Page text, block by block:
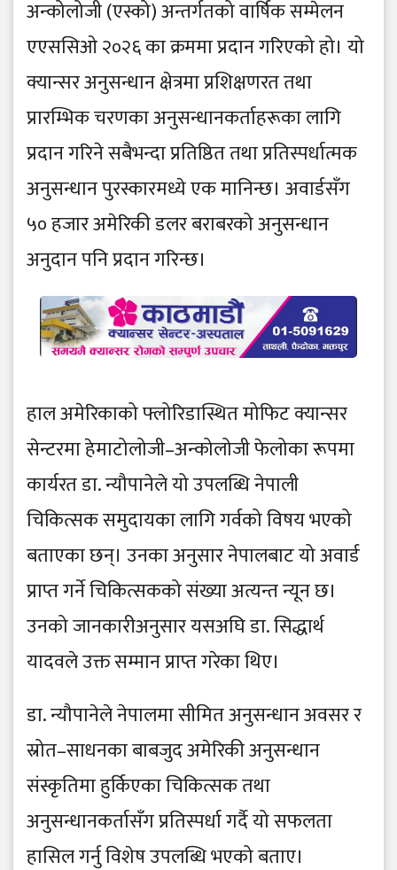
अन्कोलोजी (एस्को) अन्तर्गतको वार्षिक सम्मेलन
एएससिओ २०२६ का क्रममा प्रदान गरिएको हो। यो
क्यान्सर अनुसन्धान क्षेत्रमा प्रशिक्षणरत तथा
प्रारम्भिक चरणका अनुसन्धानकर्ताहरूका लागि
प्रदान गरिने सबैभन्दा प्रतिष्ठित तथा प्रतिस्पर्धात्मक
अनुसन्धान पुरस्कारमध्ये एक मानिन्छ। अवार्डसँग
५० हजार अमेरिकी डलर बराबरको अनुसन्धान
अनुदान पनि प्रदान गरिन्छ।
हाल अमेरिकाको फ्लोरिडास्थित मोफिट क्यान्सर
सेन्टरमा हेमाटोलोजी–अन्कोलोजी फेलोका रूपमा
कार्यरत डा. न्यौपानेले यो उपलब्धि नेपाली
चिकित्सक समुदायका लागि गर्वको विषय भएको
बताएका छन्। उनका अनुसार नेपालबाट यो अवार्ड
प्राप्त गर्ने चिकित्सकको संख्या अत्यन्त न्यून छ।
उनको जानकारीअनुसार यसअघि डा. सिद्धार्थ
यादवले उक्त सम्मान प्राप्त गरेका थिए।
डा. न्यौपानेले नेपालमा सीमित अनुसन्धान अवसर र
स्रोत–साधनका बाबजुद अमेरिकी अनुसन्धान
संस्कृतिमा हुर्किएका चिकित्सक तथा
अनुसन्धानकर्तासँग प्रतिस्पर्धा गर्दै यो सफलता
हासिल गर्नु विशेष उपलब्धि भएको बताए।